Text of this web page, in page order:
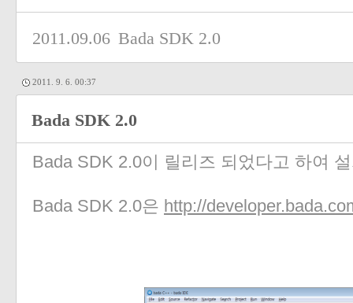
2011.09.06 Bada SDK 2.0
2011. 9. 6. 00:37
Bada SDK 2.0
Bada SDK 2.0이 릴리즈 되었다고 하여
Bada SDK 2.0은 http://